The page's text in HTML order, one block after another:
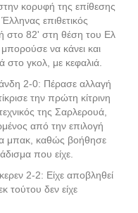
κορυφή της επίθεσης
επιθετικός
στο 82' στη θέση του Ελ
να κάνει και
στο γκολ, με κεφαλιά.
2-0: Πέρασε αλλαγή
την πρώτη κίτρινη
της Σαρλερουά,
από την επιλογή
μπακ, καθώς βοήθησε
που είχε.
2-2: Είχε αποβληθεί
τούτου δεν είχε